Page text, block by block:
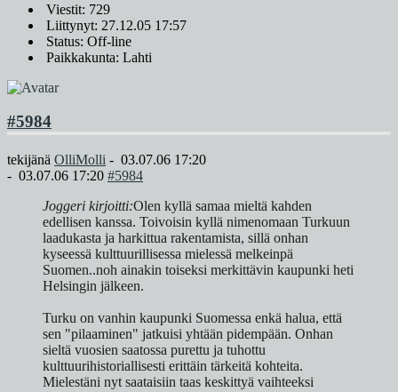
Viestit: 729
Liittynyt: 27.12.05 17:57
Status: Off-line
Paikkakunta: Lahti
#5984
tekijänä OlliMolli - 03.07.06 17:20
- 03.07.06 17:20 #5984
Joggeri kirjoitti:Olen kyllä samaa mieltä kahden
edellisen kanssa. Toivoisin kyllä nimenomaan Turkuun
laadukasta ja harkittua rakentamista, sillä onhan
kyseessä kulttuurillisessa mielessä melkeinpä
Suomen..noh ainakin toiseksi merkittävin kaupunki heti
Helsingin jälkeen.
Turku on vanhin kaupunki Suomessa enkä halua, että
sen "pilaaminen" jatkuisi yhtään pidempään. Onhan
sieltä vuosien saatossa purettu ja tuhottu
kulttuurihistoriallisesti erittäin tärkeitä kohteita.
Mielestäni nyt saataisiin taas keskittyä vaihteeksi